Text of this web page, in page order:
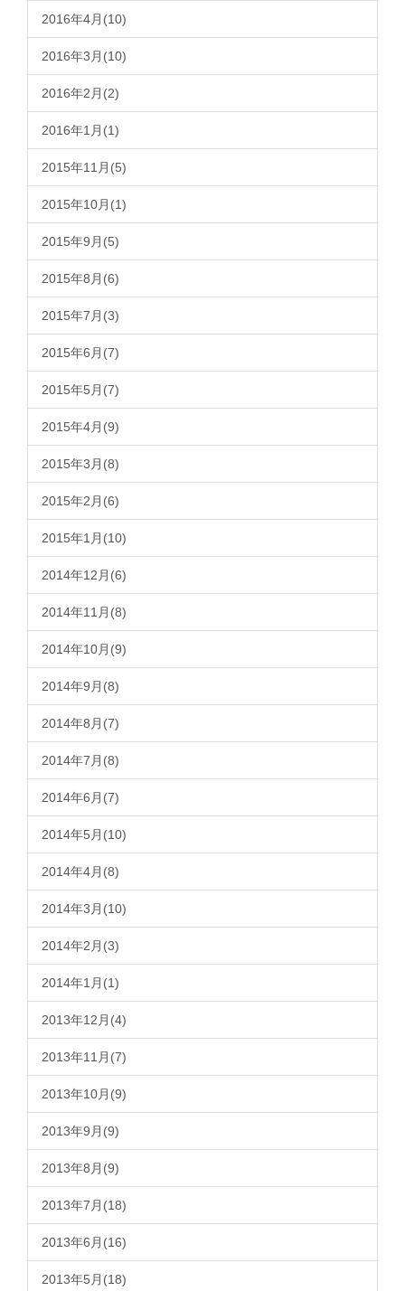
2016年4月(10)
2016年3月(10)
2016年2月(2)
2016年1月(1)
2015年11月(5)
2015年10月(1)
2015年9月(5)
2015年8月(6)
2015年7月(3)
2015年6月(7)
2015年5月(7)
2015年4月(9)
2015年3月(8)
2015年2月(6)
2015年1月(10)
2014年12月(6)
2014年11月(8)
2014年10月(9)
2014年9月(8)
2014年8月(7)
2014年7月(8)
2014年6月(7)
2014年5月(10)
2014年4月(8)
2014年3月(10)
2014年2月(3)
2014年1月(1)
2013年12月(4)
2013年11月(7)
2013年10月(9)
2013年9月(9)
2013年8月(9)
2013年7月(18)
2013年6月(16)
2013年5月(18)